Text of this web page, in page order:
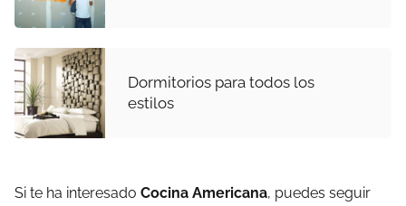
Dormitorios para todos los
estilos
Si te ha interesado Cocina Americana, puedes seguir